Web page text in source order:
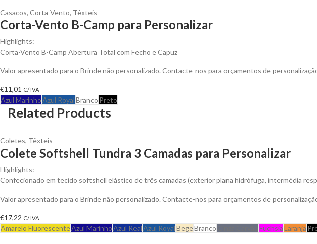
Casacos, Corta-Vento, Têxteis
Corta-Vento B-Camp para Personalizar
Highlights:
Corta-Vento B-Camp Abertura Total com Fecho e Capuz
Valor apresentado para o Brinde não personalizado. Contacte-nos para orçamentos de
€11,01 C/ IVA
Azul MarinhoAzul RoyalBranco Preto
Related Products
Coletes, Têxteis
Colete Softshell Tundra 3 Camadas para Personalizar
Highlights:
Confecionado em tecido softshell elástico de três camadas (exterior plana hidrófuga, intermédia
Valor apresentado para o Brinde não personalizado. Contacte-nos para orçamentos de
€17,22 C/ IVA
Amarelo FluorescenteAzul MarinhoAzul RealAzul RoyalBegeBranco FuchsiaLaranja